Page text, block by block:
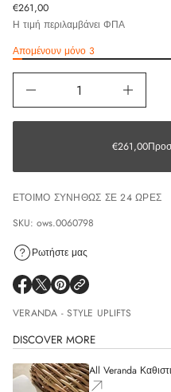
€261,00
Η τιμή περιλαμβάνει ΦΠΑ
Απομένουν μόνο 3
€261,00
ΈΤΟΙΜΟ ΣΥΝΉΘΩΣ ΣΕ 24 ΏΡΕΣ
SKU: ows.0060798
Ρωτήστε μας
VERANDA - STYLE UPLIFTS
DISCOVER MORE
All Veranda